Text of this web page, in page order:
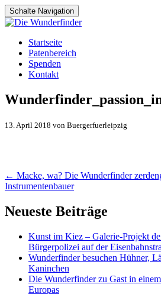
Schalte Navigation
Zum
Inhalt
springen
Startseite
Patenbereich
Spenden
Kontakt
13. April 2018 von Buergerfuerleipzig
Artikel-
Navigation
← Macke, wa? Die Wunderfinder
Instrumentenbauer
Neueste Beiträge
Kunst im Kiez – Galerie-Projekt
Bürgerpolizei auf der
Wunderfinder besuchen Hühner,
Kaninchen
Die Wunderfinder zu Gast in
Europas